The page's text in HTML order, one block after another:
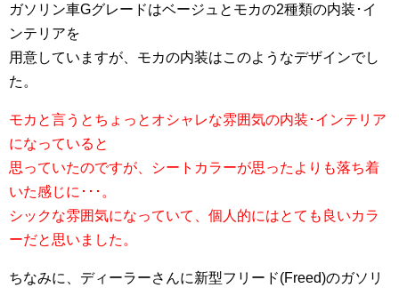
ガソリン車Gグレードはベージュとモカの2種類の内装･イ
ンテリアを
用意していますが、モカの内装はこのようなデザインでし
た。
モカと言うとちょっとオシャレな雰囲気の内装･インテリア
になっていると
思っていたのですが、シートカラーが思ったよりも落ち着
いた感じに･･･。
シックな雰囲気になっていて、個人的にはとても良いカラ
ーだと思いました。
ちなみに、ディーラーさんに新型フリード(Freed)のガソリ